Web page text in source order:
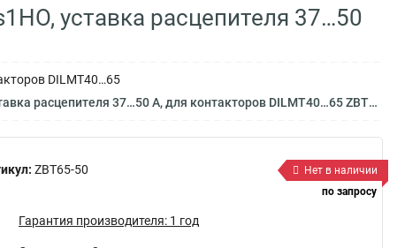
уставка расцепителя 37…50
DILMT40…65
расцепителя 37…50 А, для контакторов DILMT40…65 ZBT65-50
ZBT65-50
Нет в наличии
по запросу
Гарантия производителя: 1 год